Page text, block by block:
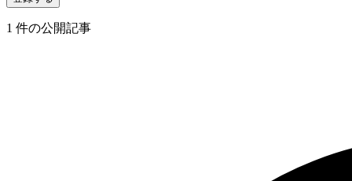
1 件の公開記事